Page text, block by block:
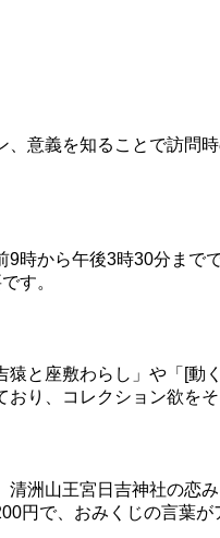
意義を知ることで訪問
から午後3時30分ま
す。
と座敷わらし」や「[
り、コレクション欲をそ
洲山王宮日吉神社の恋
円で、おみくじの言葉が